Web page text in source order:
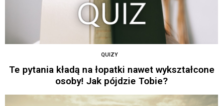
QUIZY
Te pytania kładą na łopatki nawet wykształcone
osoby! Jak pójdzie Tobie?